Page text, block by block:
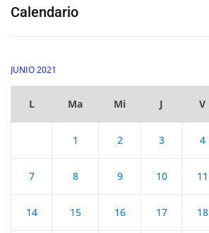
Calendario
JUNIO 2021
L Ma Mi J V
1 2 3 4
7 8 9 10 11
14 15 16 17 18